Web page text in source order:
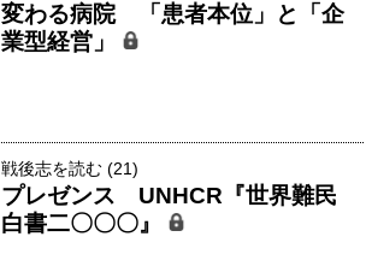
変わる病院 「患者本位」と「企
業型経営」
戦後志を読む (21)
プレゼンス UNHCR『世界難民
白書二〇〇〇』